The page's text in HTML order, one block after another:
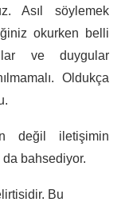
Asıl söylemek
okurken belli
ve duygular
Oldukça
değil iletişimin
bahsediyor.
Bu